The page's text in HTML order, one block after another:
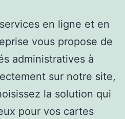
en ligne et en
vous propose de
administratives à
sur notre site,
la solution qui
pour vos cartes